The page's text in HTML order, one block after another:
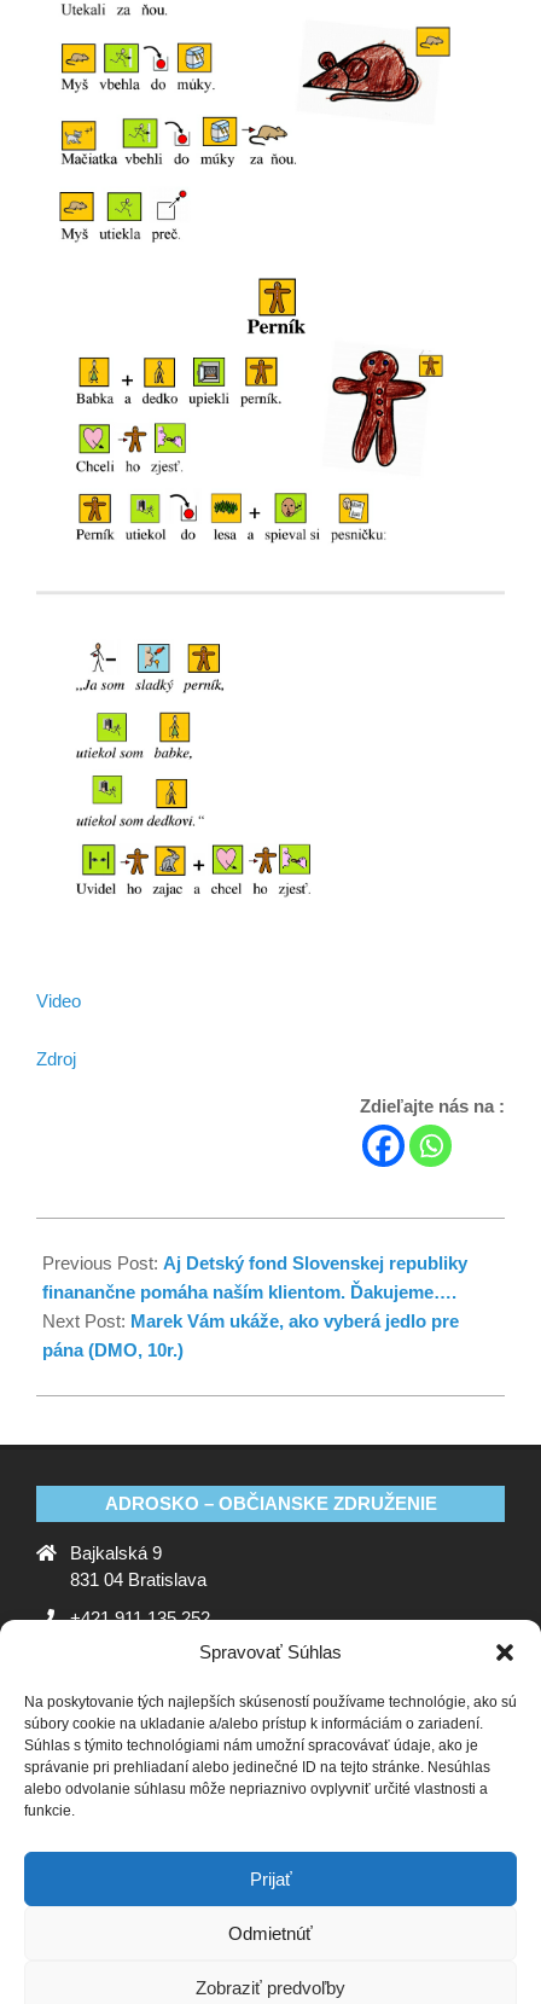
Spravovať Súhlas
Na poskytovanie tých najlepších skúseností používame technológie, ako sú
súbory cookie na ukladanie a/alebo prístup k informáciám o zariadení.
Súhlas s týmito technológiami nám umožní spracovávať údaje, ako je
správanie pri prehliadaní alebo jedinečné ID na tejto stránke. Nesúhlas
alebo odvolanie súhlasu môže nepriaznivo ovplyvniť určité vlastnosti a
funkcie.
Prijať
Odmietnúť
Zobraziť predvoľby
Video
Zdroj
Zdieľajte nás na :
Previous Post: Aj Detský fond Slovenskej republiky
finanančne pomáha naším klientom. Ďakujeme….
Next Post: Marek Vám ukáže, ako vyberá jedlo pre
pána (DMO, 10r.)
ADROSKO – OBČIANSKE ZDRUŽENIE
Bajkalská 9
831 04 Bratislava
+421 911 135 252
ADROSKO
Stanovy OZ Ochrana osobných údajov
Zásady
používania súborov cookie (EÚ)
Vyhlásenie o ochrane
osobných údajov (EU)
SLEDUJTE NÁS